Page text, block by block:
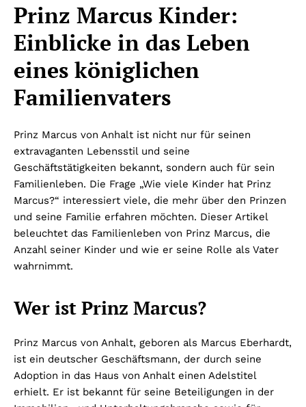
Prinz Marcus Kinder:
Einblicke in das Leben
eines königlichen
Familienvaters
Prinz Marcus von Anhalt ist nicht nur für seinen
extravaganten Lebensstil und seine
Geschäftstätigkeiten bekannt, sondern auch für sein
Familienleben. Die Frage „Wie viele Kinder hat Prinz
Marcus?“ interessiert viele, die mehr über den Prinzen
und seine Familie erfahren möchten. Dieser Artikel
beleuchtet das Familienleben von Prinz Marcus, die
Anzahl seiner Kinder und wie er seine Rolle als Vater
wahrnimmt.
Wer ist Prinz Marcus?
Prinz Marcus von Anhalt, geboren als Marcus Eberhardt,
ist ein deutscher Geschäftsmann, der durch seine
Adoption in das Haus von Anhalt einen Adelstitel
erhielt. Er ist bekannt für seine Beteiligungen in der